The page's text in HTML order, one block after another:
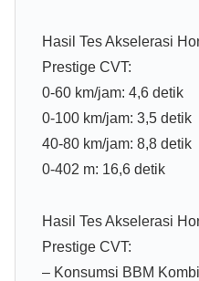
Hasil Tes Akselerasi
Prestige CVT:
0-60 km/jam: 4,6 detik
0-100 km/jam: 3,5 detik
40-80 km/jam: 8,8 detik
0-402 m: 16,6 detik
Hasil Tes Akselerasi
Prestige CVT:
– Konsumsi BBM